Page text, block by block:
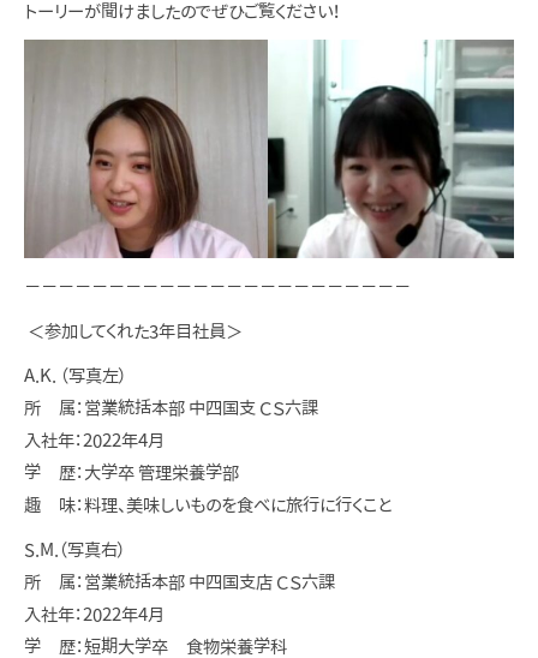
トーリーが聞けましたのでぜひご覧ください！
－－－－－－－－－－－－－－－－－－－－－－－
＜参加してくれた3年目社員＞
A.K. （写真左）
所 属：営業統括本部 中四国支 ＣＳ六課
入社年：2022年4月
学 歴：大学卒 管理栄養学部
趣 味：料理、美味しいものを食べに旅行に行くこと
S.M.（写真右）
所 属：営業統括本部 中四国支店 ＣＳ六課
入社年：2022年4月
学 歴：短期大学卒 食物栄養学科